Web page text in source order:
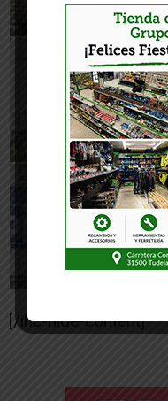
[/ihc-hide-content]